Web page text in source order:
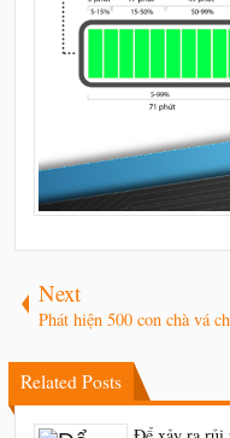
Next
Phát hiện 500 con chà vá
Related Posts